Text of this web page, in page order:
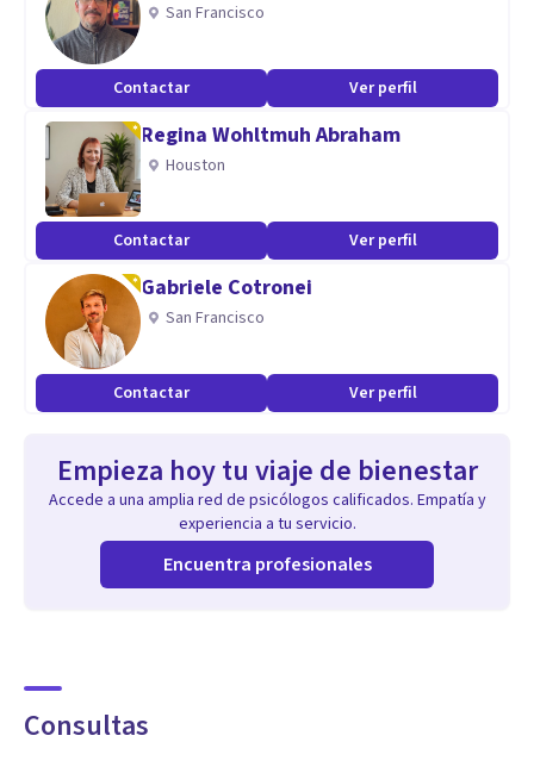
Evaluación e intervención terapéutica
Aplicación de terapias cognitivo-conductuales
Orientación en neurodesarrollo y TDAH
Manejo de conductas problemáticas
Asesoramiento a familias y cuidadores
San Francisco
Contactar Ver perfil
Regina Wohltmuh Abraham
Houston
Contactar Ver perfil
Gabriele Cotronei
San Francisco
Contactar Ver perfil
Empieza hoy tu viaje de bienestar
Accede a una amplia red de psicólogos calificados. Empatía y
experiencia a tu servicio.
Encuentra profesionales
Consultas